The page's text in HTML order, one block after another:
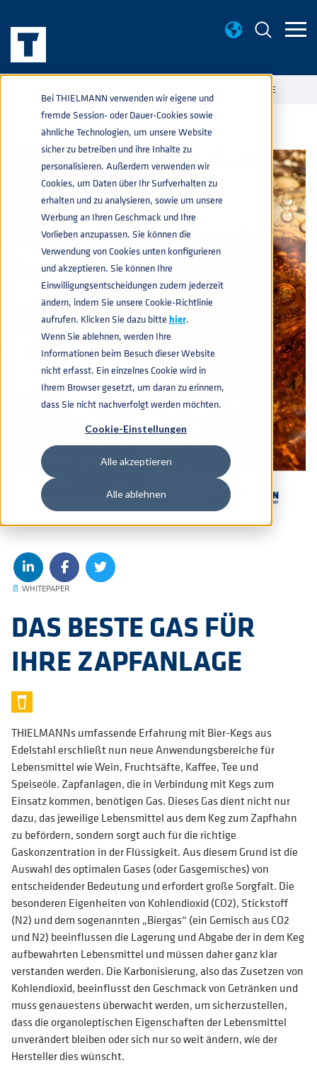
Bei THIELMANN verwenden wir eigene und
fremde Session- oder Dauer-Cookies sowie
ähnliche Technologien, um unsere Website
sicher zu betreiben und ihre Inhalte zu
personalisieren. Außerdem verwenden wir
Cookies, um Daten über Ihr Surfverhalten zu
erhalten und zu analysieren, sowie um unsere
Werbung an Ihren Geschmack und Ihre
Vorlieben anzupassen. Sie können die
Verwendung von Cookies unten konfigurieren
und akzeptieren. Sie können Ihre
Einwilligungsentscheidungen zudem jederzeit
ändern, indem Sie unsere Cookie-Richtlinie
aufrufen. Klicken Sie dazu bitte hier.
Wenn Sie ablehnen, werden Ihre
Informationen beim Besuch dieser Website
nicht erfasst. Ein einzelnes Cookie wird in
Ihrem Browser gesetzt, um daran zu erinnern,
dass Sie nicht nachverfolgt werden möchten.
Cookie-Einstellungen
Alle akzeptieren
Alle ablehnen
DAS BESTE GAS FÜR IHRE ZAPFANLAGE
📄 WHITEPAPER
DAS BESTE GAS FÜR
IHRE ZAPFANLAGE
THIELMANNs umfassende Erfahrung mit Bier-Kegs aus
Edelstahl erschließt nun neue Anwendungsbereiche für
Lebensmittel wie Wein, Fruchtsäfte, Kaffee, Tee und
Speiseöle. Zapfanlagen, die in Verbindung mit Kegs zum
Einsatz kommen, benötigen Gas. Dieses Gas dient nicht nur
dazu, das jeweilige Lebensmittel aus dem Keg zum Zapfhahn
zu befördern, sondern sorgt auch für die richtige
Gaskonzentration in der Flüssigkeit. Aus diesem Grund ist die
Auswahl des optimalen Gases (oder Gasgemisches) von
entscheidender Bedeutung und erfordert große Sorgfalt. Die
besonderen Eigenheiten von Kohlendioxid (CO2), Stickstoff
(N2) und dem sogenannten „Biergas“ (ein Gemisch aus CO2
und N2) beeinflussen die Lagerung und Abgabe der in dem Keg
aufbewahrten Lebensmittel und müssen daher ganz klar
verstanden werden. Die Karbonisierung, also das Zusetzen von
Kohlendioxid, beeinflusst den Geschmack von Getränken und
muss genauestens überwacht werden, um sicherzustellen,
dass die organoleptischen Eigenschaften der Lebensmittel
unverändert bleiben oder sich nur so weit ändern, wie der
Hersteller dies wünscht.